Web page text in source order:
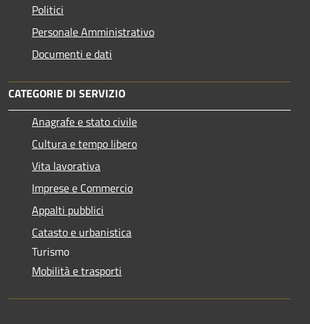
Politici
Personale Amministrativo
Documenti e dati
CATEGORIE DI SERVIZIO
Anagrafe e stato civile
Cultura e tempo libero
Vita lavorativa
Imprese e Commercio
Appalti pubblici
Catasto e urbanistica
Turismo
Mobilità e trasporti